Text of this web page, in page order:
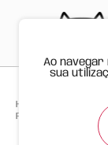
Happy Meow
FOFOS Brinquedo
Ao
sua